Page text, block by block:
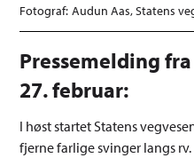
Audun Aas, Statens
Pressemelding
27. februar:
I høst startet Statens
fjerne farlige svinger langs